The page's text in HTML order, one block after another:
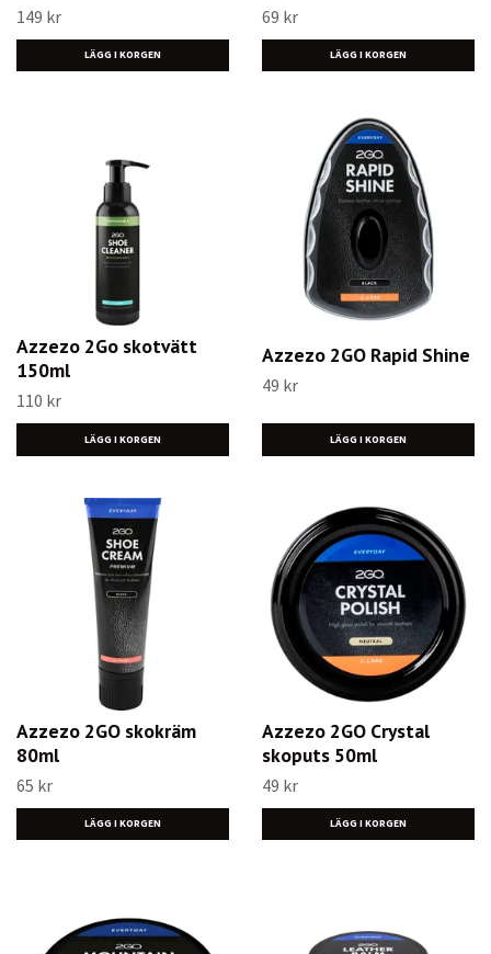
149 kr 69 kr
Azzezo 2Go skotvätt
150ml
110 kr
Azzezo 2GO Rapid Shine
49 kr
LÄGG I KORGEN
Azzezo 2GO skokräm
80ml
65 kr
LÄGG I KORGEN
Azzezo 2GO Crystal
skoputs 50ml
49 kr
LÄGG I KORGEN